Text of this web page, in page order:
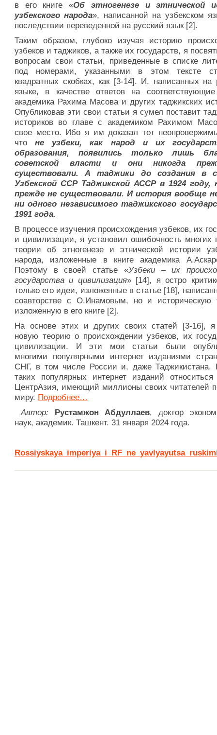
в его книге «Об этногенезе и этнической
узбекского народа», написанной на узбекском
последствии переведенной на русский язык [2].
Таким образом, глубоко изучая историю
узбеков и таджиков, а также их государств, я
вопросам свои статьи, приведенные в списке
под номерами, указанными в этом тексте
квадратных скобках, как [3-14]. И, написанных на
языке, в качестве ответов на
академика Рахима Масова и других таджикских
Опубликовав эти свои статьи я сумел поставит
историков во главе с академиком Рахимом
свое место. Ибо я им доказал тот
чтоне
узбеки, как народ и их
образования, появились только лишь
советской власти и они никогда
существовали. А таджики до создания в
Узбекской ССР Таджикской АССР в 1924 году,
прежде не существовали. И история вообще
ни одного независимого таджикского
1991 года.
В процессе изучения происхождения узбеков, их
и цивилизации, я установил ошибочность многих
теории об этногенезе и этнической истории
народа, изложенные в книге академика
Поэтому в своей статье «Узбеки – их
государства и цивилизация» [14], я остро
только его идеи, изложенные в статье [18],
соавторстве с О.Инамовым, но и историческую
изложенную в его книге [2].
На основе этих и других своих статей [3-16], я
новую теорию о происхождении узбеков, их
цивилизации. И эти мои статьи были
многими популярными интернет изданиями
СНГ, в том числе России и, даже Таджикистана.
таких популярных интернет изданий
ЦентрАзия, имеющий миллионы своих читателей
миру. Подробнее…
Автор:
Рустамжон Абдуллаев, доктор
наук, академик. Ташкент. 31 января 2024 года.